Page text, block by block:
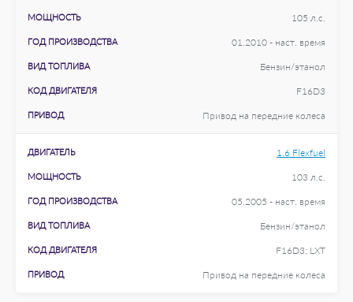
МОЩНОСТЬ 105 л.с.
ГОД ПРОИЗВОДСТВА 01.2010 - наст. время
ВИД ТОПЛИВА Бензин/этанол
КОД ДВИГАТЕЛЯ F16D3
ПРИВОД Привод на передние колеса
ДВИГАТЕЛЬ 1.6 Flexfuel
МОЩНОСТЬ 103 л.с.
ГОД ПРОИЗВОДСТВА 05.2005 - наст. время
ВИД ТОПЛИВА Бензин/этанол
КОД ДВИГАТЕЛЯ F16D3; LXT
ПРИВОД Привод на передние колеса